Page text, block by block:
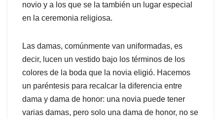
novio y a los que se la también un lugar especial
en la ceremonia religiosa.
Las damas, comúnmente van uniformadas, es
decir, lucen un vestido bajo los términos de los
colores de la boda que la novia eligió. Hacemos
un paréntesis para recalcar la diferencia entre
dama y dama de honor: una novia puede tener
varias damas, pero solo una dama de honor, no se